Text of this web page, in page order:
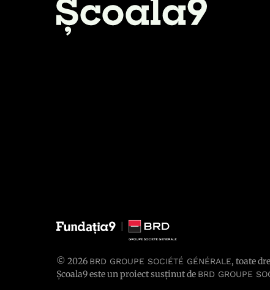
© 2026 BRD GROUPE SOCIÉTÉ GÉNÉRALE, toate
Școala9 este un proiect susținut de BRD GROUPE